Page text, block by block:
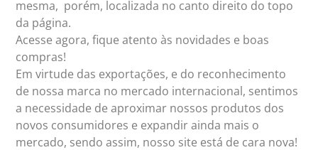
mesma, porém, localizada no canto direito do topo
da página.
Acesse agora, fique atento às novidades e boas
compras!
Em virtude das exportações, e do reconhecimento
de nossa marca no mercado internacional, sentimos
a necessidade de aproximar nossos produtos dos
novos consumidores e expandir ainda mais o
mercado, sendo assim, nosso site está de cara nova!